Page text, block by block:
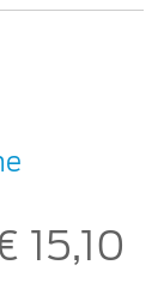
15,10